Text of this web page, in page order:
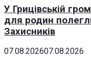
У Грицівській
для родин
Захисників
07.08.202607.08.2026